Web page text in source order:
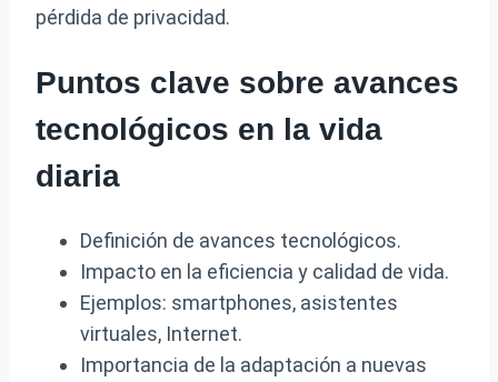
pérdida de privacidad.
Puntos clave sobre avances
tecnológicos en la vida
diaria
Definición de avances tecnológicos.
Impacto en la eficiencia y calidad de vida.
Ejemplos: smartphones, asistentes
virtuales, Internet.
Importancia de la adaptación a nuevas